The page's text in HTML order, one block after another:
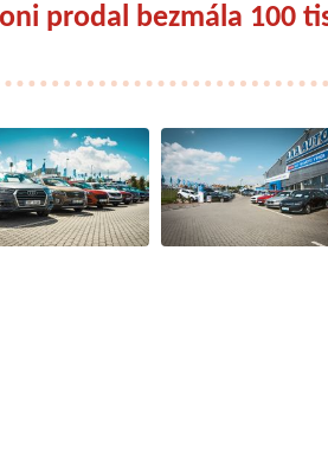
prodal bezmála 100